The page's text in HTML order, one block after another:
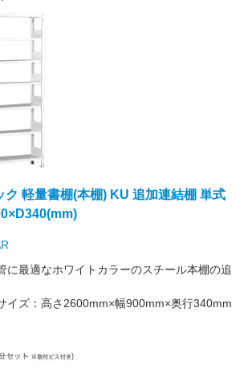
ク 軽量書棚(本棚) KU 追加連結棚 単式
に最適なホワイトカラーのスチール本棚の追
イズ：高さ2600mm×幅900mm×奥行340mm